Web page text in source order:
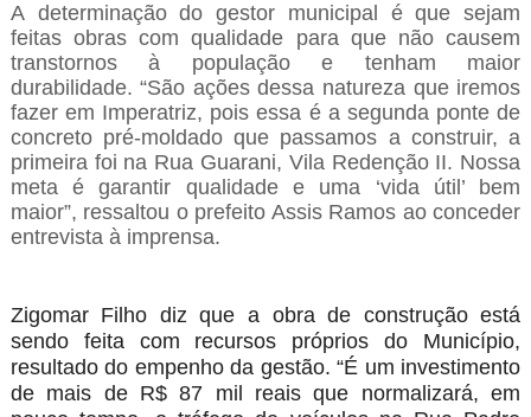
A determinação do gestor municipal é que sejam
feitas obras com qualidade para que não causem
transtornos à população e tenham maior
durabilidade. “São ações dessa natureza que iremos
fazer em Imperatriz, pois essa é a segunda ponte de
concreto pré-moldado que passamos a construir, a
primeira foi na Rua Guarani, Vila Redenção II. Nossa
meta é garantir qualidade e uma ‘vida útil’ bem
maior”, ressaltou o prefeito Assis Ramos ao conceder
entrevista à imprensa.
Zigomar Filho diz que a obra de construção está
sendo feita com recursos próprios do Município,
resultado do empenho da gestão. “É um investimento
de mais de R$ 87 mil reais que normalizará, em